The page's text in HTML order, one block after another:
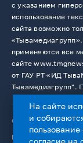
с указанием
использование
сайта возможно
применяются все
сайте
от ГАУ РТ «ИД
Тывамедиагрупп".
© 2026. Все права
Пользовательское
На сайте
и
согласие на